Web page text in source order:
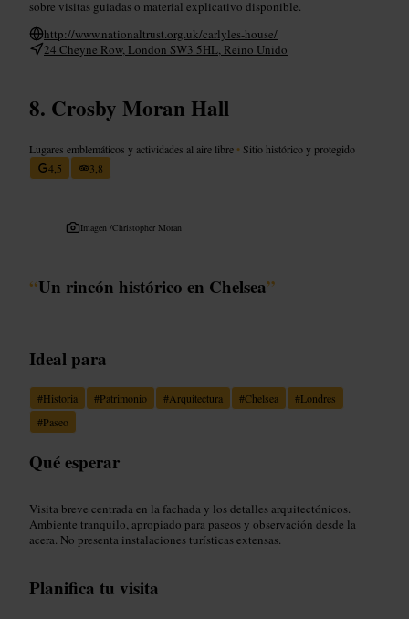
sobre visitas guiadas o material explicativo disponible.
http://www.nationaltrust.org.uk/carlyles-house/
24 Cheyne Row, London SW3 5HL, Reino Unido
Crosby Moran Hall
Lugares emblemáticos y actividades al aire libre • Sitio histórico y protegido
4,5
3,8
Imagen /Christopher Moran
“Un rincón histórico en Chelsea”
Ideal para
#Historia #Patrimonio #Arquitectura #Chelsea #Londres
#Paseo
Qué esperar
Visita breve centrada en la fachada y los detalles arquitectónicos.
Ambiente tranquilo, apropiado para paseos y observación desde la
acera. No presenta instalaciones turísticas extensas.
Planifica tu visita